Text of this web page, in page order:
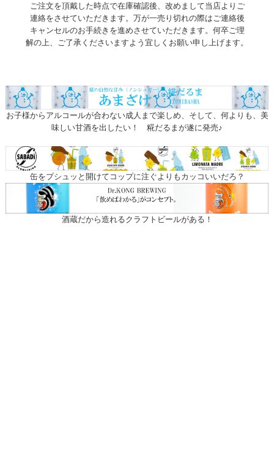
ご注文を頂戴した時点で在庫確認後、改めまして当店よりご
連絡をさせていただきます。万が一売り切れの際はご連絡後
キャンセルのお手続きを進めさせていただきます。何卒ご理
解の上、ご了承くださいますよう宜しくお願い申し上げます。
お子様からアルコールが合わない成人まで楽しめ、そして、何よりも、美
味しい甘酒を出したい！ 糀だるまが遂に発売♪
缶をプシュッと開けてコップに注ぐよりもカッコいいだろ？
酒蔵だから造れるクラフトビールがある！